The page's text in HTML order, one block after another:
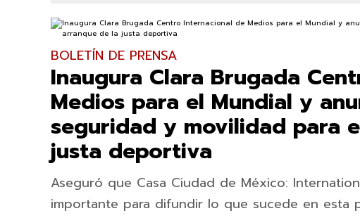
BOLETÍN DE PRENSA
Inaugura Clara Brugada
Medios para el Mundial y
seguridad y movilidad para
justa deportiva
Aseguró que Casa Ciudad de México:
importante para difundir lo que sucede en esta